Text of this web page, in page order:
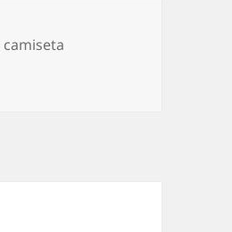
camiseta